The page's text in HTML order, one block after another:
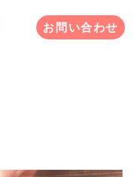
お問い合わせ